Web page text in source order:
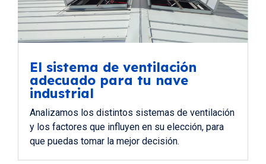
El sistema de ventilación
adecuado para tu nave
industrial
Analizamos los distintos sistemas de ventilación
y los factores que influyen en su elección, para
que puedas tomar la mejor decisión.